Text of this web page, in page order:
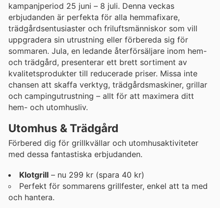
kampanjperiod 25 juni – 8 juli. Denna veckas
erbjudanden är perfekta för alla hemmafixare,
trädgårdsentusiaster och friluftsmänniskor som vill
uppgradera sin utrustning eller förbereda sig för
sommaren. Jula, en ledande återförsäljare inom hem-
och trädgård, presenterar ett brett sortiment av
kvalitetsprodukter till reducerade priser. Missa inte
chansen att skaffa verktyg, trädgårdsmaskiner, grillar
och campingutrustning – allt för att maximera ditt
hem- och utomhusliv.
Utomhus & Trädgård
Förbered dig för grillkvällar och utomhusaktiviteter
med dessa fantastiska erbjudanden.
Klotgrill – nu 299 kr (spara 40 kr)
Perfekt för sommarens grillfester, enkel att ta med
och hantera.